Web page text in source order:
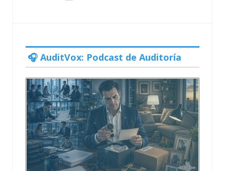
🎧 AuditVox: Podcast de Auditoría